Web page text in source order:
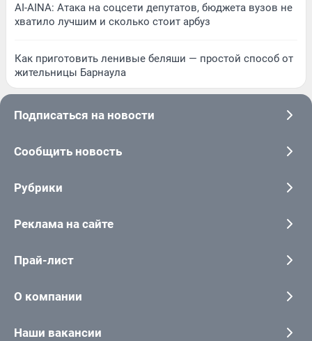
AI-AINA: Атака на соцсети депутатов, бюджета вузов не
хватило лучшим и сколько стоит арбуз
Как приготовить ленивые беляши — простой способ от
жительницы Барнаула
Подписаться на новости
Сообщить новость
Рубрики
Реклама на сайте
Прай-лист
О компании
Наши вакансии